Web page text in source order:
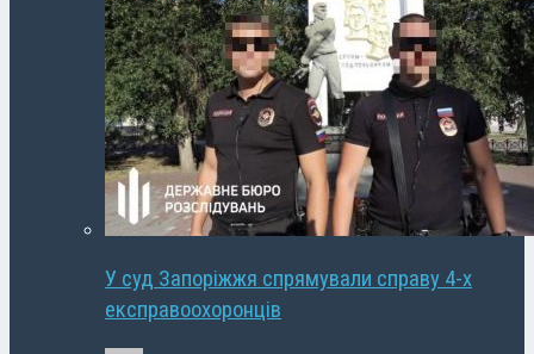
У суд Запоріжжя спрямували справу 4-х
експравоохоронців